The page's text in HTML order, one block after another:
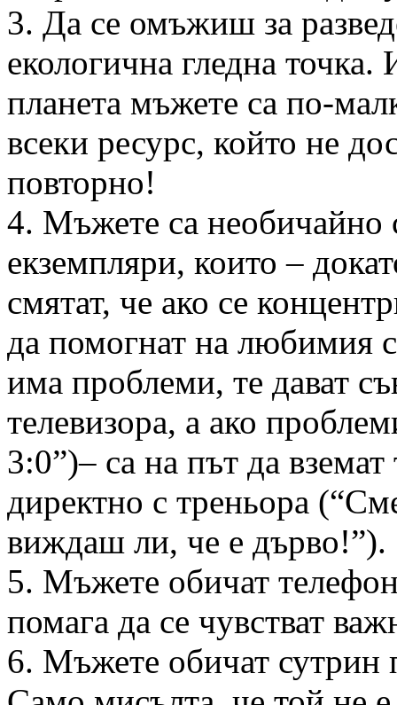
3. Да се омъжиш за
екологична гледна
планета мъжете са по-
всеки ресурс, който не
повторно!
4. Мъжете са необичайно
екземпляри, които –
смятат, че ако се
да помогнат на любимия
има проблеми, те дават
телевизора, а ако
3:0”)– са на път да
директно с треньора
виждаш ли, че е дърво!”).
5. Мъжете обичат
помага да се чувстват
6. Мъжете обичат сутрин